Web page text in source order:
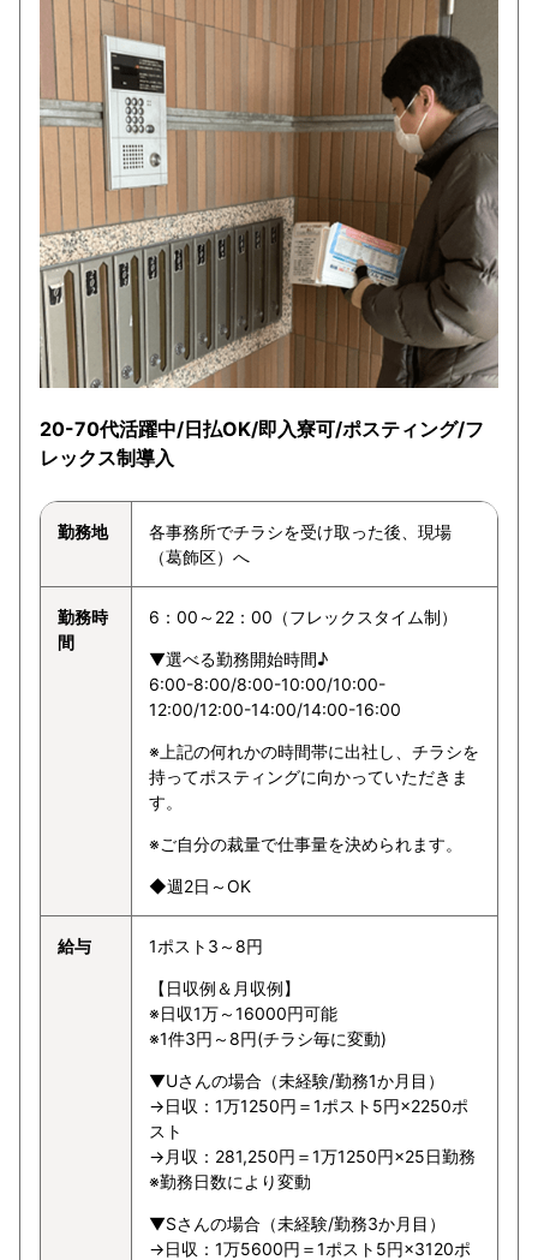
20-70代活躍中/日払OK/即入寮可/ポスティング/フ
レックス制導入
勤務地
各事務所でチラシを受け取った後、現場
（葛飾区）へ
勤務時
間
6：00～22：00（フレックスタイム制）
▼選べる勤務開始時間♪
6:00-8:00/8:00-10:00/10:00-
12:00/12:00-14:00/14:00-16:00
※上記の何れかの時間帯に出社し、チラシを
持ってポスティングに向かっていただきま
す。
※ご自分の裁量で仕事量を決められます。
◆週2日～OK
給与 1ポスト3～8円
【日収例＆月収例】
※日収1万～16000円可能
※1件3円～8円(チラシ毎に変動)
▼Uさんの場合（未経験/勤務1か月目）
→日収：1万1250円＝1ポスト5円×2250ポ
スト
→月収：281,250円＝1万1250円×25日勤務
※勤務日数により変動
▼Sさんの場合（未経験/勤務3か月目）
→日収：1万5600円＝1ポスト5円×3120ポ